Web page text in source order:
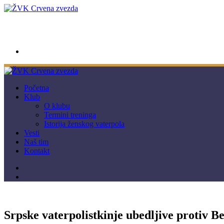
Početna
Klub
O klubu
Termini treninga
Istorija ženskog vaterpola
Vesti
Naš tim
Kontakt
Srpske vaterpolistkinje ubedljive protiv